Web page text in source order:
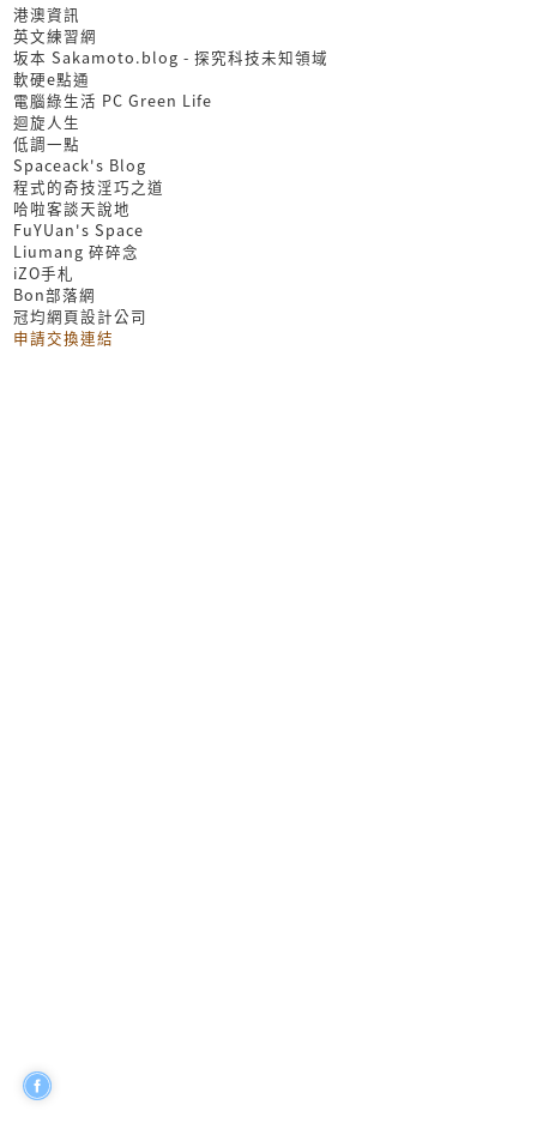
港澳資訊
英文練習網
坂本 Sakamoto.blog - 探究科技未知領域
軟硬e點通
電腦綠生活 PC Green Life
迴旋人生
低調一點
Spaceack's Blog
程式的奇技淫巧之道
哈啦客談天說地
FuYUan's Space
Liumang 碎碎念
iZO手札
Bon部落網
冠均網頁設計公司
申請交換連結